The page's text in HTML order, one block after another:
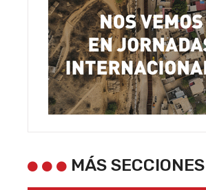
MÁS SECCIONES